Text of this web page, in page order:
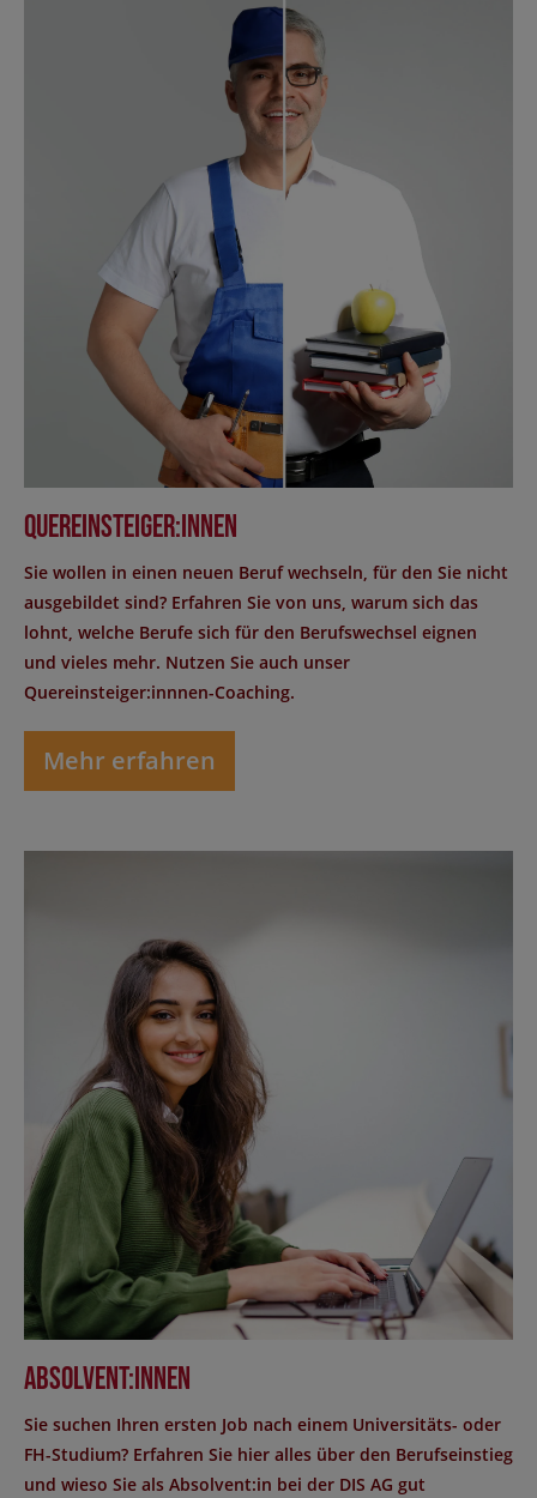
Quereinsteiger:innen
Sie wollen in einen neuen Beruf wechseln, für den Sie nicht
ausgebildet sind? Erfahren Sie von uns, warum sich das
lohnt, welche Berufe sich für den Berufswechsel eignen
und vieles mehr. Nutzen Sie auch unser
Quereinsteiger:innnen-Coaching.
Mehr erfahren
Absolvent:innen
Sie suchen Ihren ersten Job nach einem Universitäts- oder
FH-Studium? Erfahren Sie hier alles über den Berufseinstieg
und wieso Sie als Absolvent:in bei der DIS AG gut